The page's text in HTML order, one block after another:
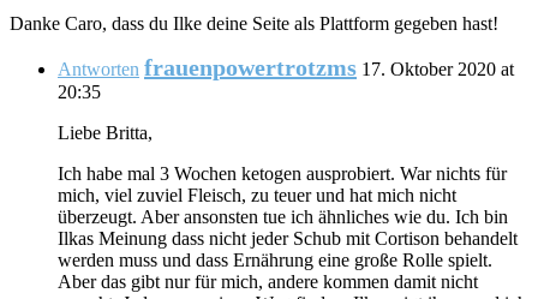
Danke Caro, dass du Ilke deine Seite als Plattform gegeben hast!
Antworten frauenpowertrotzms 17. Oktober 2020 at
20:35
Liebe Britta,
Ich habe mal 3 Wochen ketogen ausprobiert. War nichts für
mich, viel zuviel Fleisch, zu teuer und hat mich nicht
überzeugt. Aber ansonsten tue ich ähnliches wie du. Ich bin
Ilkas Meinung dass nicht jeder Schub mit Cortison behandelt
werden muss und dass Ernährung eine große Rolle spielt.
Aber das gibt nur für mich, andere kommen damit nicht